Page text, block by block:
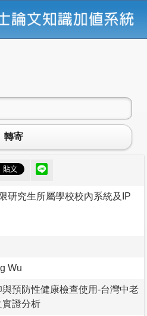
轉寄
研究生所屬學校校內系統及IP
Wu
與預防性健康檢查使用-台灣中老
實證分析